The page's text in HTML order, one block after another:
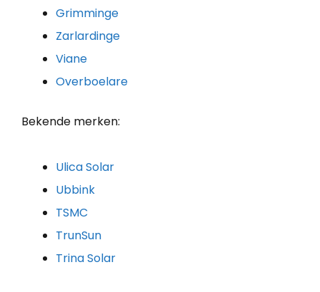
Grimminge
Zarlardinge
Viane
Overboelare
Bekende merken:
Ulica Solar
Ubbink
TSMC
TrunSun
Trina Solar